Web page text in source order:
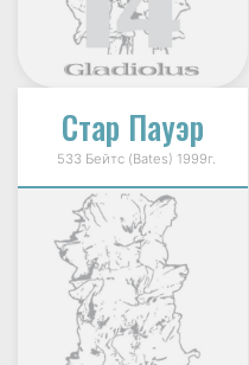
Стар Пауэр
533 Бейтс (Bates) 1999г.